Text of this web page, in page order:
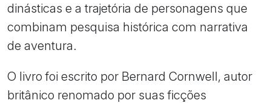
dinásticas e a trajetória de personagens que
combinam pesquisa histórica com narrativa
de aventura.
O livro foi escrito por Bernard Cornwell, autor
britânico renomado por suas ficções